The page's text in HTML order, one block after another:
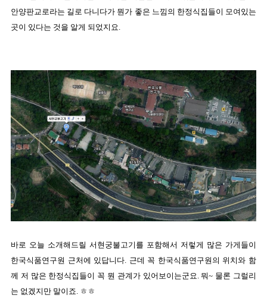
안양판교로라는 길로 다니다가 뭔가 좋은 느낌의 한정식집들이 모여있는
곳이 있다는 것을 알게 되었지요.
바로 오늘 소개해드릴 서현궁불고기를 포함해서 저렇게 많은 가게들이
한국식품연구원 근처에 있답니다. 근데 꼭 한국식품연구원의 위치와 함
께 저 많은 한정식집들이 꼭 뭔 관계가 있어보이는군요. 뭐~ 물론 그럴리
는 없겠지만 말이죠. ㅎㅎ